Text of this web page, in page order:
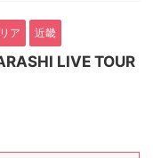
ア 近畿
LIVE TOUR